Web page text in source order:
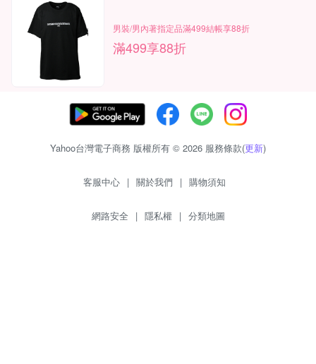
男裝/男內著指定品滿499結帳享88折
滿499享88折
Yahoo台灣電子商務 版權所有 © 2026 服務條款(更新)
客服中心 | 關於我們 | 購物須知
網路安全 | 隱私權 | 分類地圖